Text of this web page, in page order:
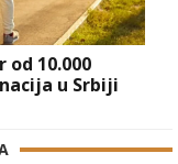
10.000
u Srbiji